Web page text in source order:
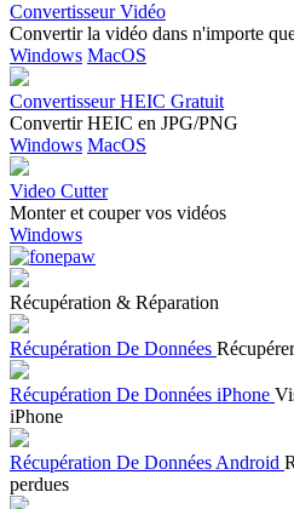
Convertisseur Vidéo
Convertir la vidéo dans n'importe
Windows MacOS
Convertisseur HEIC Gratuit
Convertir HEIC en JPG/PNG
Windows MacOS
Video Cutter
Monter et couper vos vidéos
Windows
Récupération & Réparation
Récupération De Données
Récupération De Données iPhone
iPhone
Récupération De Données Android
perdues